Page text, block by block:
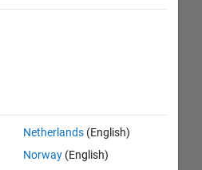
Netherlands(English)
Norway(English)